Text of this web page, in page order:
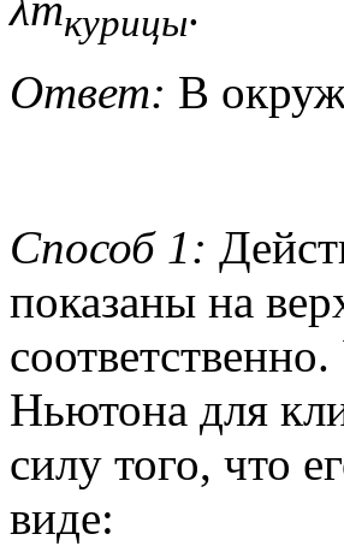
курицы
Ответ: В
Способ 1:
показаны на
Ньютона для
силу того, что
виде: